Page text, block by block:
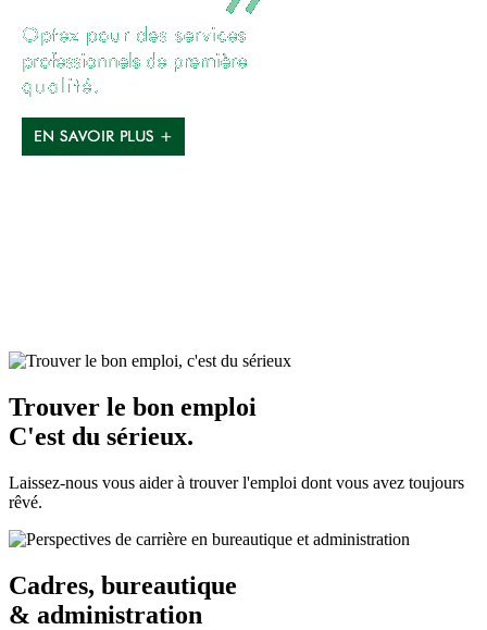
Trouver le bon emploi
C'est du sérieux.
Laissez-nous vous aider à trouver l'emploi dont vous avez toujours
rêvé.
Cadres, bureautique
& administration